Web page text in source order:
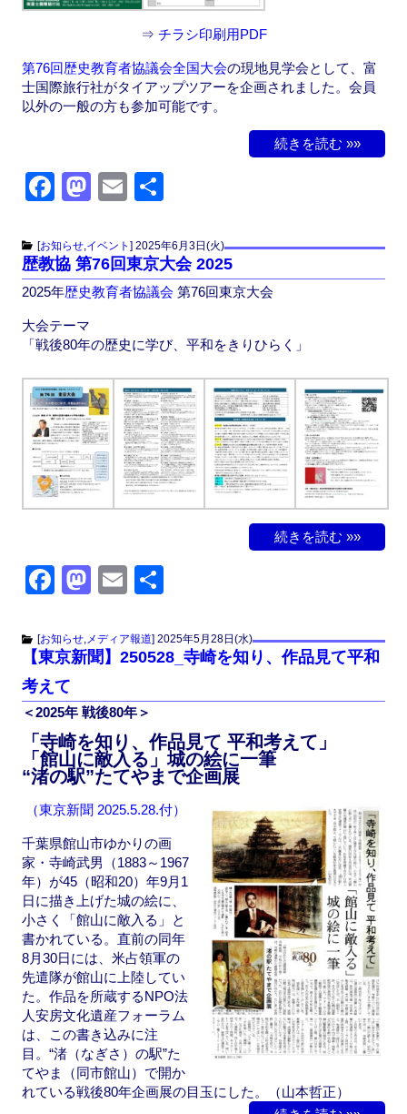
⇒ チラシ印刷用PDF
第76回歴史教育者協議会全国大会の現地見学会として、富
士国際旅行社がタイアップツアーを企画されました。会員
以外の一般の方も参加可能です。
続きを読む »»
F
c
e
b
o
o
k
M
st
o
d
o
n
E
ail
[お知らせ, イベント ] 2025年6月3日(火)
歴教協 第76回東京大会 2025
2025年歴史教育者協議会 第76回東京大会
大会テーマ
「戦後80年の歴史に学び、平和をきりひらく」
続きを読む »»
F
c
e
b
o
o
k
M
st
o
d
o
n
E
ail
[お知らせ,メディア報道] 2025年5月28日(水)
【東京新聞】250528_寺崎を知り、作品見て平和
考えて
＜2025年 戦後80年＞
「寺崎を知り、作品見て 平和考えて」
「館山に敵入る」城の絵に一筆
“渚の駅”たてやまで企画展
（東京新聞 2025.5.28.付）
千葉県館山市ゆかりの画
家・寺崎武男（1883～1967
年）が45（昭和20）年9月1
日に描き上げた城の絵に、
小さく「館山に敵入る」と
書かれている。直前の同年
8月30日には、米占領軍の
先遣隊が館山に上陸してい
た。作品を所蔵するNPO法
人安房文化遺産フォーラム
は、この書き込みに注
目。“渚（なぎさ）の駅”た
てやま（同市館山）で開か
れている戦後80年企画展の目玉にした。（山本哲正）